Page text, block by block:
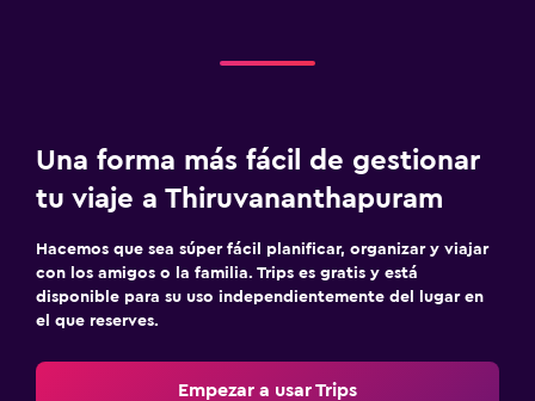
Una forma más fácil de gestionar
tu viaje a Thiruvananthapuram
Hacemos que sea súper fácil planificar, organizar y viajar
con los amigos o la familia. Trips es gratis y está
disponible para su uso independientemente del lugar en
el que reserves.
Empezar a usar Trips